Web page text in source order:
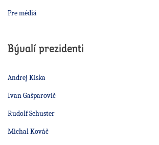
Pre médiá
Bývalí prezidenti
Andrej Kiska
Ivan Gašparovič
Rudolf Schuster
Michal Kováč